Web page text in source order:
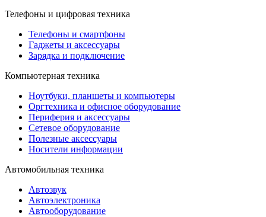
Телефоны и цифровая техника
Телефоны и смартфоны
Гаджеты и аксессуары
Зарядка и подключение
Компьютерная техника
Ноутбуки, планшеты и компьютеры
Оргтехника и офисное оборудование
Периферия и аксессуары
Cетевое оборудование
Полезные аксессуары
Носители информации
Автомобильная техника
Автозвук
Автоэлектроника
Автооборудование